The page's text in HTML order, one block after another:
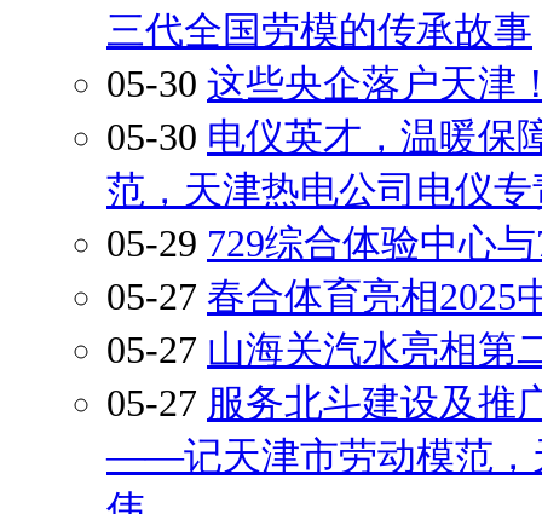
三代全国劳模的传承故事
05-30 这些央企落户天津
05-30 电仪英才，温暖
范，天津热电公司电仪
05-29 729综合体验中心
05-27 春合体育亮相2025
05-27 山海关汽水亮相第
05-27 服务北斗建设及推
——记天津市劳动模范，